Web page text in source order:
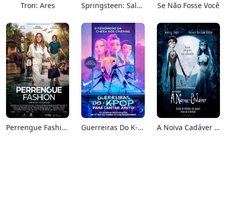
Tron: Ares Springsteen: Salve-me Do Desconhecido Se Não Fosse Você
Perrengue Fashion Guerreiras Do K-Pop: Para Cantar Junto A Noiva Cadáver (Relançamento)